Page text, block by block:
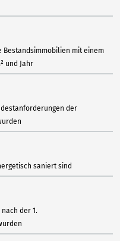
mit einem
und Jahr
der
saniert sind
der 1.